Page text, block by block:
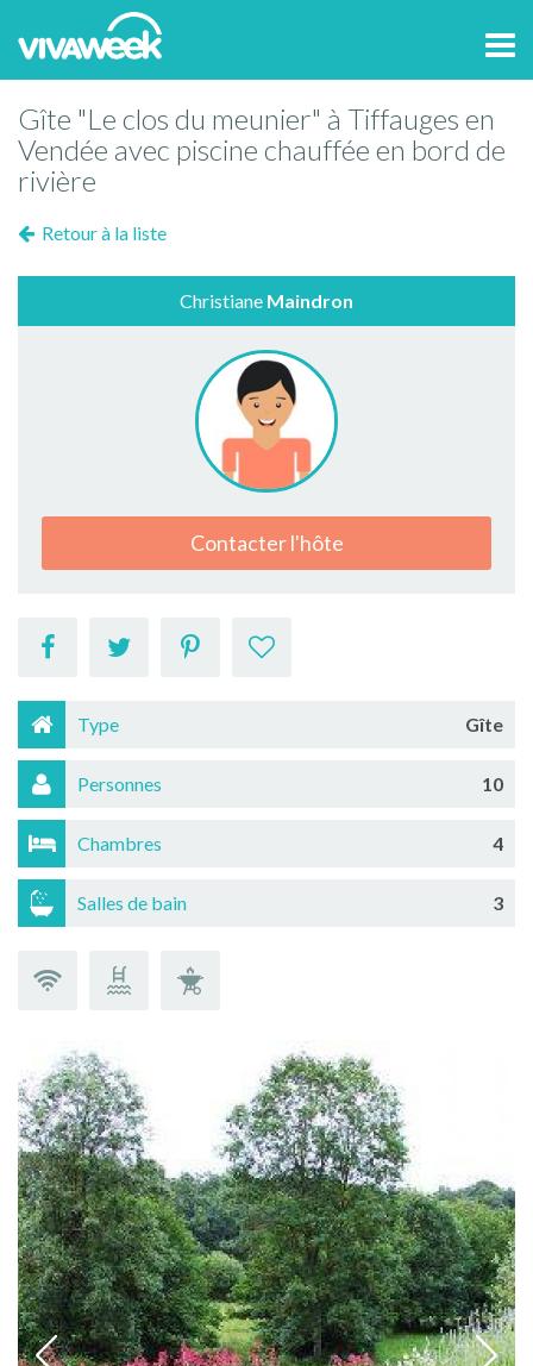
Gîte "Le clos du meunier" à Tiffauges en
Vendée avec piscine chauffée en bord de
rivière
Retour à la liste
Christiane Maindron
Contacter l'hôte
Type Gîte
Personnes 10
Chambres 4
Salles de bain 3